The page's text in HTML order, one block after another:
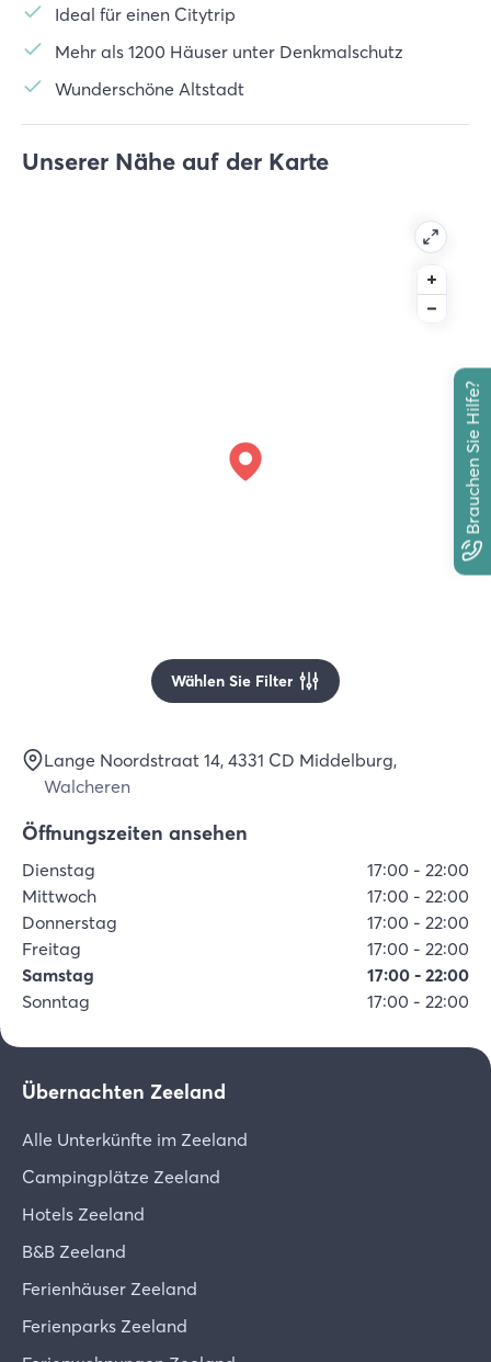
Brauchen Sie Hilfe?
Ideal für einen Citytrip
Mehr als 1200 Häuser unter Denkmalschutz
Wunderschöne Altstadt
Unserer Nähe auf der Karte
Wählen Sie Filter
Lange Noordstraat 14, 4331 CD Middelburg,
Walcheren
Öffnungszeiten ansehen
Dienstag 17:00 - 22:00
Mittwoch
17:00 - 22:00
Donnerstag
17:00 - 22:00
Freitag
17:00 - 22:00
Samstag
17:00 - 22:00
Sonntag
17:00 - 22:00
Übernachten Zeeland
Alle Unterkünfte im Zeeland
Campingplätze Zeeland
Hotels Zeeland
B&B Zeeland
Ferienhäuser Zeeland
Ferienparks Zeeland